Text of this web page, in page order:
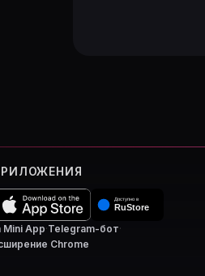
Mini App·Telegram-бот·
Chrome